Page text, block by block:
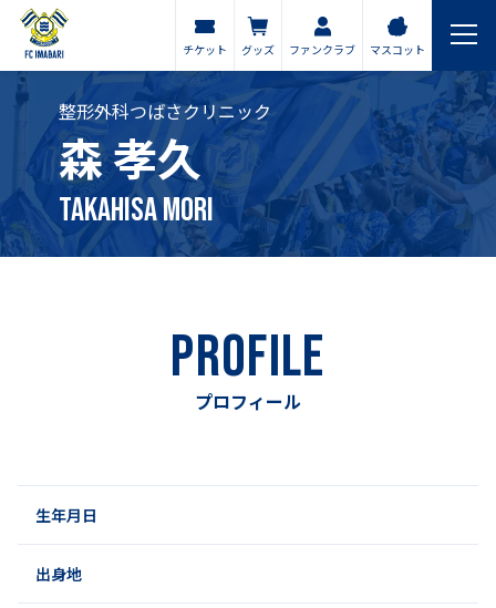
チケット グッズ ファンクラブ マスコット
整形外科つばさクリニック
森 孝久
Takahisa Mori
PROFILE
プロフィール
生年月日
出身地